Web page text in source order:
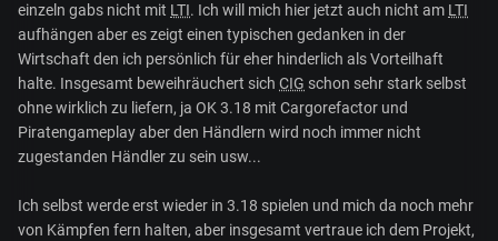
einzeln gabs nicht mit LTI. Ich will mich hier jetzt auch nicht am LTI
aufhängen aber es zeigt einen typischen gedanken in der
Wirtschaft den ich persönlich für eher hinderlich als Vorteilhaft
halte. Insgesamt beweihräuchert sich CIG schon sehr stark selbst
ohne wirklich zu liefern, ja OK 3.18 mit Cargorefactor und
Piratengameplay aber den Händlern wird noch immer nicht
zugestanden Händler zu sein usw...
Ich selbst werde erst wieder in 3.18 spielen und mich da noch mehr
von Kämpfen fern halten, aber insgesamt vertraue ich dem Projekt,